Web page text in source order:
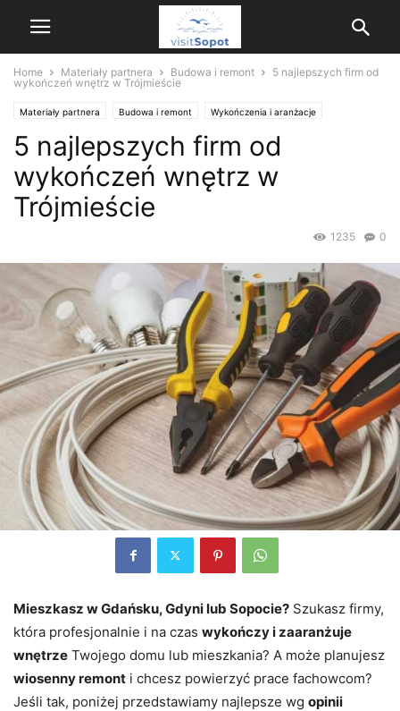
Home Materiały partnera Budowa i remont
5 najlepszych firm od
wykończeń wnętrz w Trójmieście
Materiały partnera Budowa i remont Wykończenia i aranżacje
5 najlepszych firm od
wykończeń wnętrz w
Trójmieście
0
1235
Mieszkasz w Gdańsku, Gdyni lub Sopocie? Szukasz firmy,
która profesjonalnie i na czas wykończy i zaaranżuje
wnętrze Twojego domu lub mieszkania? A może planujesz
wiosenny remont i chcesz powierzyć prace fachowcom?
Jeśli tak, poniżej przedstawiamy najlepsze wg opinii